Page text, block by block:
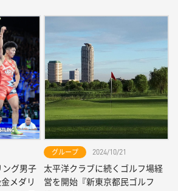
グ男子
メダリ
グループ 2024/10/21
太平洋クラブに続くゴルフ場経
営を開始『新東京都民ゴルフ